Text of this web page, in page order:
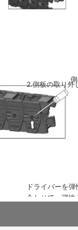
弾性シートを両
ください
2.側板の取り外
ドライバーを
合わせて、弾